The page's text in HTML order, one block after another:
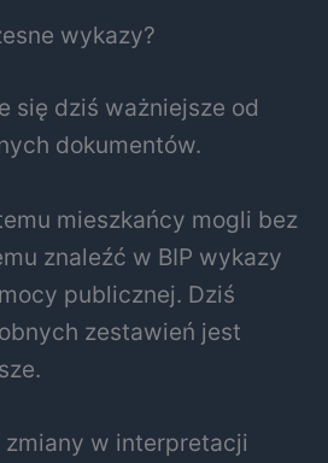
wykazy?
się dziś ważniejsze od
dokumentów.
mieszkańcy mogli bez
znaleźć w BIP wykazy
publicznej. Dziś
zestawień jest
zmiany w interpretacji